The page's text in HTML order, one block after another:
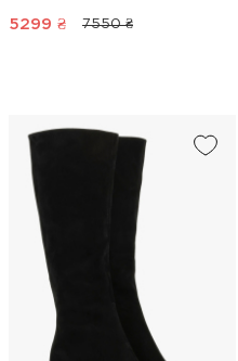
5299 ₴ 7550 ₴